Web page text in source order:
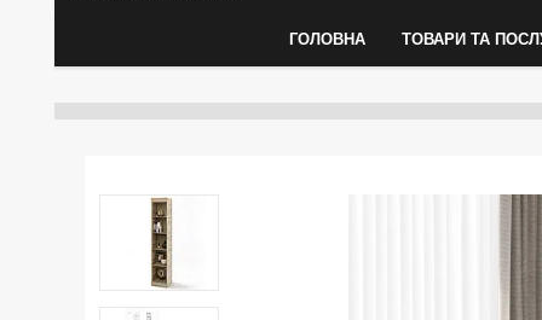
ГОЛОВНА ТОВАРИ ТА